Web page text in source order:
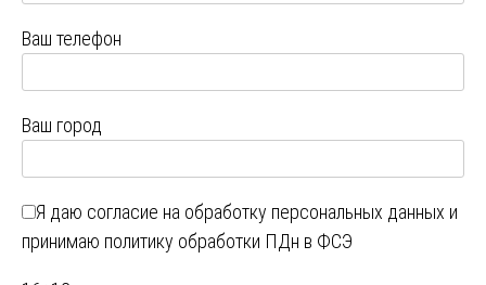
Ваш телефон
Ваш город
Я даю согласие на обработку персональных данных и
принимаю политику обработки ПДн в ФСЭ